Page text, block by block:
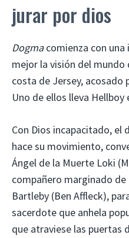
jurar por dios
Dogmacomienza con una
mejor la visión del mundo
costa de Jersey, acosado
Uno de ellos lleva Hellboy
Con Dios incapacitado, el
hace su movimiento,
Ángel de la Muerte Loki
compañero marginado
Bartleby (Ben Affleck),
sacerdote que anhela
que atraviese las puertas